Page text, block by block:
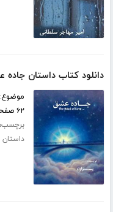
دانلود کتاب داستان
۶۲ صفحه
داستان